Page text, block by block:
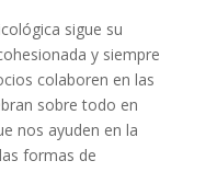
sigue su
y siempre
colaboren en las
sobre todo en
nos ayuden en la
formas de